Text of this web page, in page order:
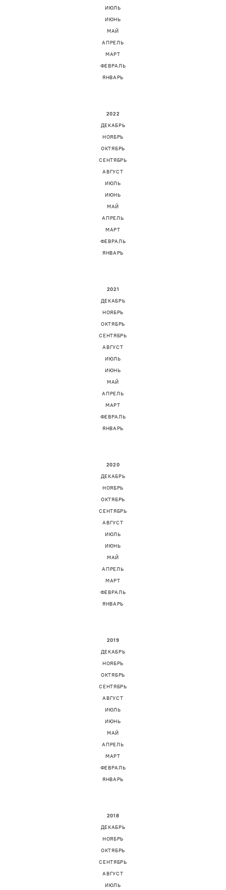
ИЮЛЬ
ИЮНЬ
МАЙ
АПРЕЛЬ
МАРТ
ФЕВРАЛЬ
ЯНВАРЬ
2022
ДЕКАБРЬ
НОЯБРЬ
ОКТЯБРЬ
СЕНТЯБРЬ
АВГУСТ
ИЮЛЬ
ИЮНЬ
МАЙ
АПРЕЛЬ
МАРТ
ФЕВРАЛЬ
ЯНВАРЬ
2021
ДЕКАБРЬ
НОЯБРЬ
ОКТЯБРЬ
СЕНТЯБРЬ
АВГУСТ
ИЮЛЬ
ИЮНЬ
МАЙ
АПРЕЛЬ
МАРТ
ФЕВРАЛЬ
ЯНВАРЬ
2020
ДЕКАБРЬ
НОЯБРЬ
ОКТЯБРЬ
СЕНТЯБРЬ
АВГУСТ
ИЮЛЬ
ИЮНЬ
МАЙ
АПРЕЛЬ
МАРТ
ФЕВРАЛЬ
ЯНВАРЬ
2019
ДЕКАБРЬ
НОЯБРЬ
ОКТЯБРЬ
СЕНТЯБРЬ
АВГУСТ
ИЮЛЬ
ИЮНЬ
МАЙ
АПРЕЛЬ
МАРТ
ФЕВРАЛЬ
ЯНВАРЬ
2018
ДЕКАБРЬ
НОЯБРЬ
ОКТЯБРЬ
СЕНТЯБРЬ
АВГУСТ
ИЮЛЬ